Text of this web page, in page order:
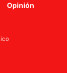
Opinión